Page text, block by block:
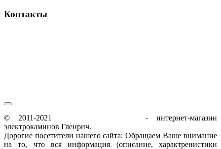
Контакты
© 2011-2021
- интернет-магазин
электрокаминов Гленрич.
Дорогие посетители нашего сайта: Обращаем Ваше внимание
на то, что вся информация (описание, характренистики